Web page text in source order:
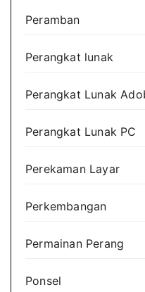
Peramban
Perangkat lunak
Perangkat Lunak
Perangkat Lunak PC
Perekaman Layar
Perkembangan
Permainan Perang
Ponsel